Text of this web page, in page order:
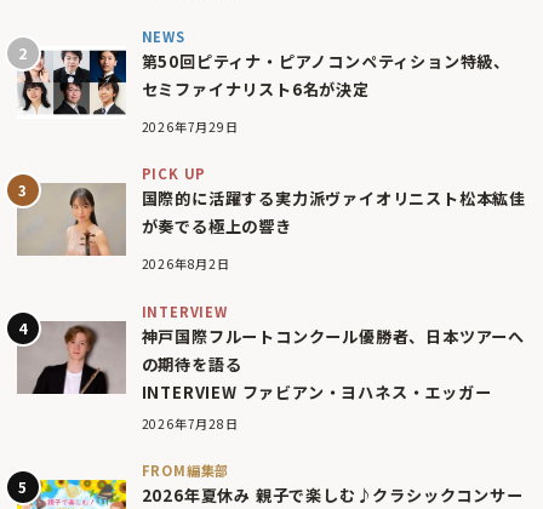
NEWS
第50回ピティナ・ピアノコンペティション特級、
セミファイナリスト6名が決定
2026年7月29日
PICK UP
国際的に活躍する実力派ヴァイオリニスト松本紘佳
が奏でる極上の響き
2026年8月2日
INTERVIEW
神戸国際フルートコンクール優勝者、日本ツアーへ
の期待を語る
INTERVIEW ファビアン・ヨハネス・エッガー
2026年7月28日
FROM編集部
2026年夏休み 親子で楽しむ♪クラシックコンサー